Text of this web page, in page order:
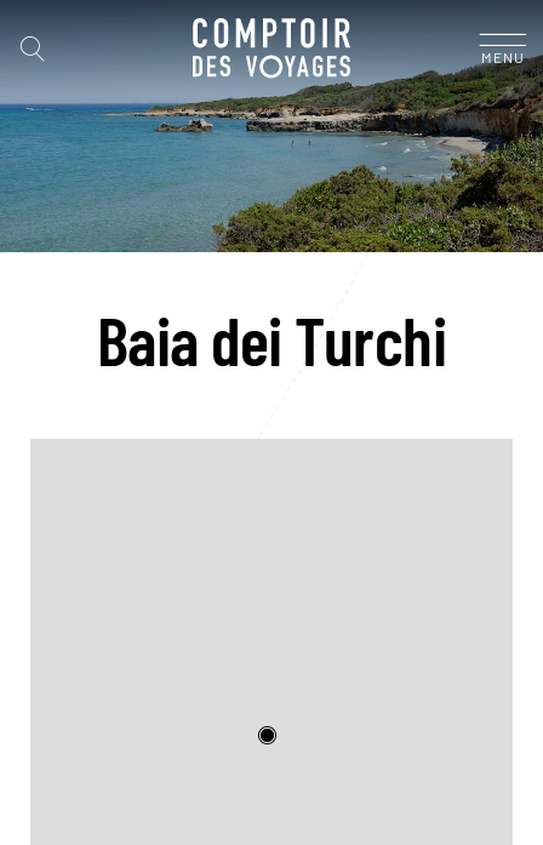
MENU
Baia dei Turchi